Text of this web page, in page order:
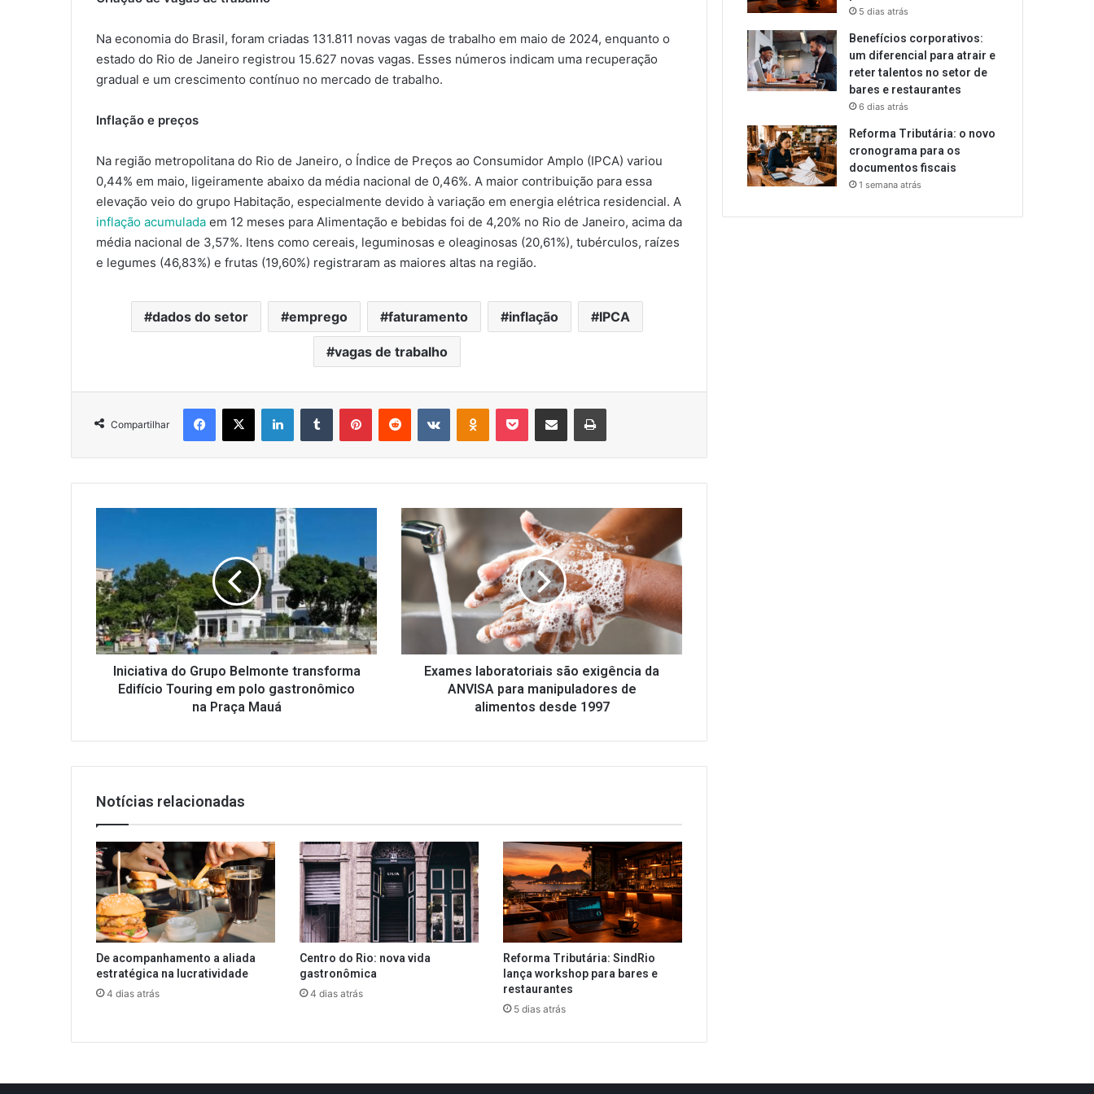
Na economia do Brasil, foram criadas 131.811 novas vagas de trabalho em maio de 2024, enquanto o
estado do Rio de Janeiro registrou 15.627 novas vagas. Esses números indicam uma recuperação
gradual e um crescimento contínuo no mercado de trabalho.
Inflação e preços
Na região metropolitana do Rio de Janeiro, o Índice de Preços ao Consumidor Amplo (IPCA) variou
0,44% em maio, ligeiramente abaixo da média nacional de 0,46%. A maior contribuição para essa
elevação veio do grupo Habitação, especialmente devido à variação em energia elétrica residencial. A
inflação acumulada em 12 meses para Alimentação e bebidas foi de 4,20% no Rio de Janeiro, acima da
média nacional de 3,57%. Itens como cereais, leguminosas e oleaginosas (20,61%), tubérculos, raízes
e legumes (46,83%) e frutas (19,60%) registraram as maiores altas na região.
dados do setor emprego faturamento inflação IPCA
vagas de trabalho
Compartilhar
Facebook
X LinkedinTumblr PinterestReddit VK OK Pocket Compartilhar via e-mail Imprimir
Iniciativa
Belmonte
transforma
Edifício
Touring
em
polo
gastronômico
Iniciativa do Grupo Belmonte transforma
Edifício Touring em polo gastronômico
na Praça Mauá
Exames
laboratoriais
são
exigência
ANVISA
para
manipuladores
de
alimentosExames laboratoriais são exigência da
ANVISA para manipuladores de
alimentos desde 1997
Notícias relacionadas
De acompanhamento a aliada
estratégica na lucratividade
4 dias atrás
Centro do Rio: nova vida
gastronômica
4 dias atrás
Reforma Tributária: SindRio
lança workshop para bares e
restaurantes
5 dias atrás
5 dias atrás
Benefícios corporativos:
um diferencial para atrair e
reter talentos no setor de
bares e restaurantes
6 dias atrás
Reforma Tributária: o novo
cronograma para os
documentos fiscais
1 semana atrás